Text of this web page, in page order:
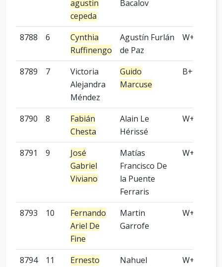
agustin
cepeda
Bacalov
8788 6
Cynthia
Ruffinengo
Agustín Furlán
de Paz
W+P
8789 7
Victoria
Alejandra
Méndez
Guido
Marcuse
B+P
8790 8
Fabián
Chesta
Alain Le
Hérissé
W+R
8791 9
José
Gabriel
Viviano
Matías
Francisco De
la Puente
Ferraris
W+P
8793 10
Fernando
Ariel De
Fine
Martin
Garrofe
W+R
8794 11
Ernesto
Nahuel
W+T